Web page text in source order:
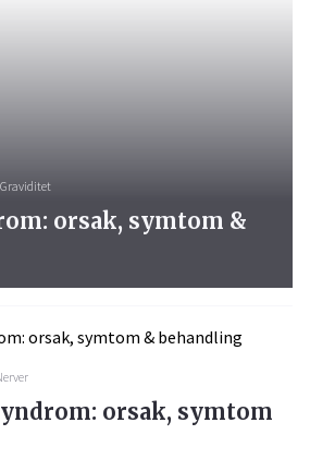
orsak, symtom &
orsak, symtom